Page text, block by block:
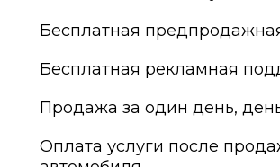
Бесплатная
Бесплатная рекламная
Продажа за один день,
Оплата услуги после